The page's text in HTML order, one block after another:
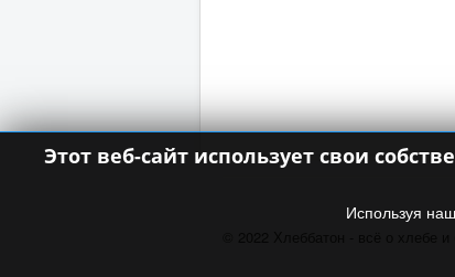
Этот веб-сайт использует свои
Используя